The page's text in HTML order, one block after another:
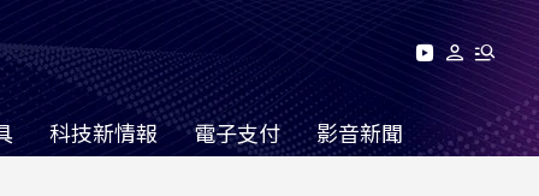
科技新情報 電子支付 影音新聞